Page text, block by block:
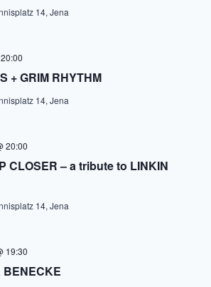
14, Jena
+ GRIM RHYTHM
14, Jena
CLOSER – a tribute to LINKIN
20:00
14, Jena
BENECKE
19:30